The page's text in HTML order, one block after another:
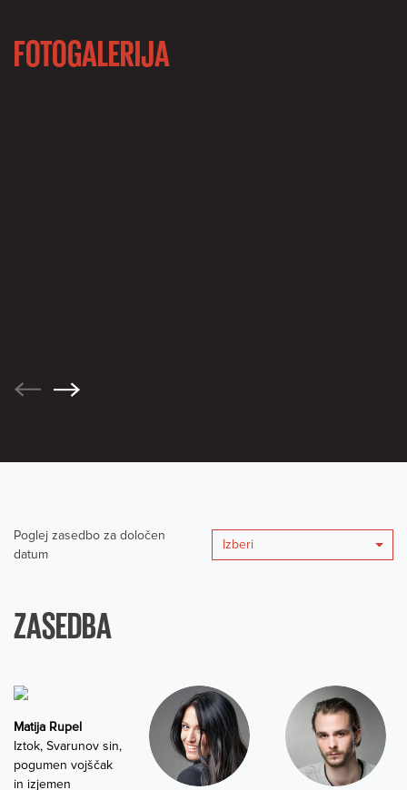
FOTOGALERIJA
Poglej zasedbo za določen
datum
Izberi
ZASEDBA
Matija Rupel
Iztok, Svarunov sin,
pogumen vojščak
in izjemen